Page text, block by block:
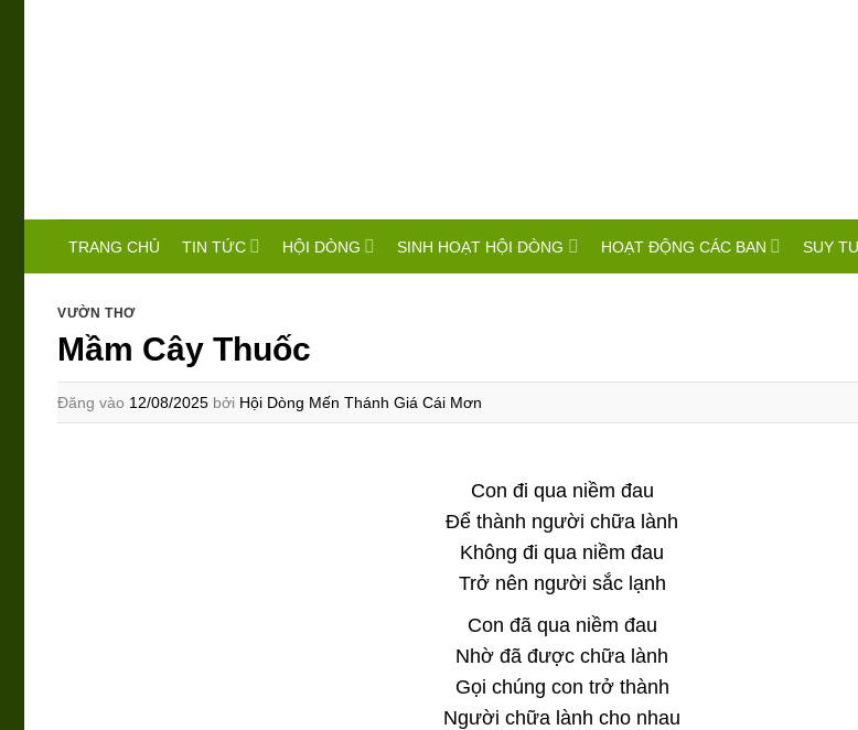
TRANG CHỦ TIN TỨC HỘI DÒNG SINH HOẠT HỘI DÒNG HOẠT ĐỘNG CÁC BAN SUY
VƯỜN THƠ
Mầm Cây Thuốc
Đăng vào 12/08/2025 bởi Hội Dòng Mến Thánh Giá Cái Mơn
Con đi qua niềm đau
Để thành người chữa lành
Không đi qua niềm đau
Trở nên người sắc lạnh
Con đã qua niềm đau
Nhờ đã được chữa lành
Gọi chúng con trở thành
Người chữa lành cho nhau